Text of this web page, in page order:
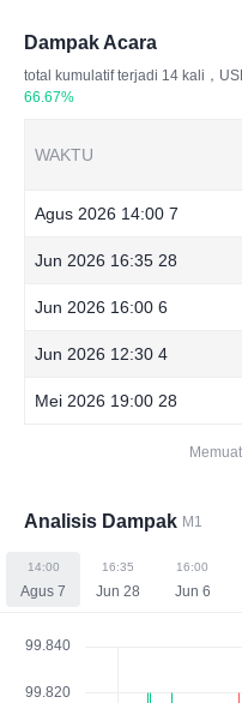
Dampak Acara
total kumulatif terjadi 14 kali，
66.67%
WAKTU
Agus 2026 14:00 7
Jun 2026 16:35 28
Jun 2026 16:00 6
Jun 2026 12:30 4
Mei 2026 19:00 28
Analisis Dampak M1
14:00
Agus 7
16:35
Jun 28
16:00
Jun 6